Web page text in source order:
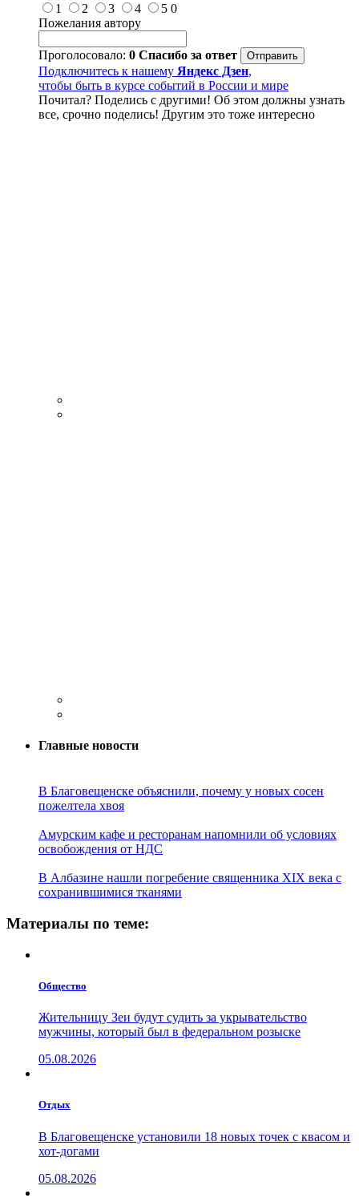
1
2 3 4 5 0
Пожелания автору
Проголосовало: 0 Спасибо за ответ
Подключитесь к нашему Яндекс Дзен,
чтобы быть в курсе событий в России и мире
Почитал? Поделись с другими! Об этом должны узнать
все, срочно поделись! Другим это тоже интересно
Главные новости
В Благовещенске объяснили, почему у новых сосен
пожелтела хвоя
Амурским кафе и ресторанам напомнили об условиях
освобождения от НДС
В Албазине нашли погребение священника XIX века с
сохранившимися тканями
Материалы по теме:
Общество
Жительницу Зеи будут судить за укрывательство
мужчины, который был в федеральном розыске
05.08.2026
Отдых
В Благовещенске установили 18 новых точек с квасом и
хот-догами
05.08.2026